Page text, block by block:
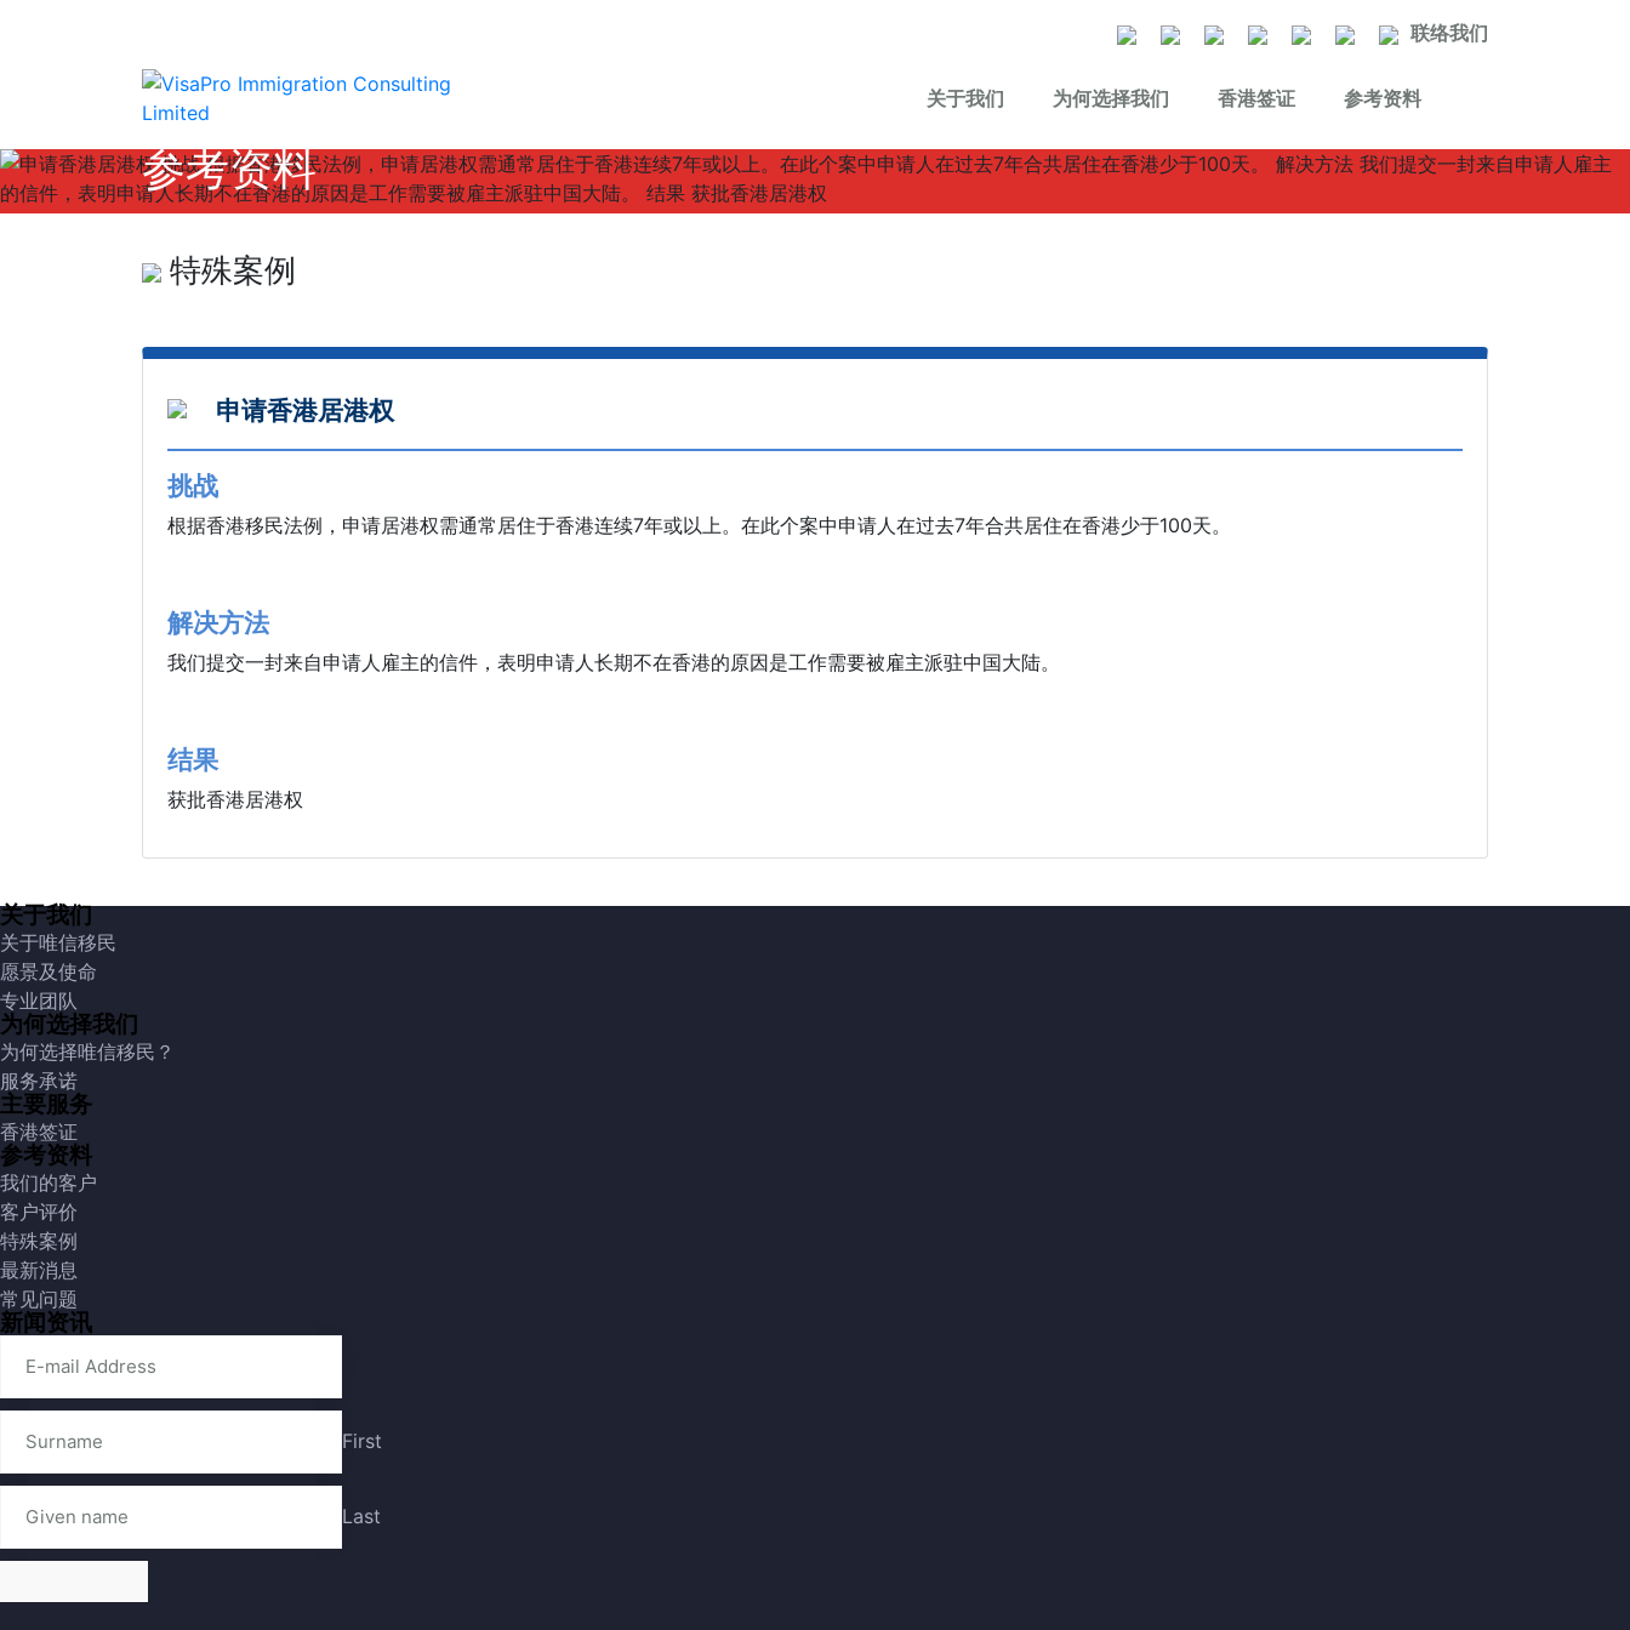
联络我们
关于我们 为何选择我们 香港签证 参考资料
参考资料
特殊案例
申请香港居港权
挑战
根据香港移民法例，申请居港权需通常居住于香港连续7年或以上。在此个案中申请人在过去7年合共居住在香港少于100天。
解决方法
我们提交一封来自申请人雇主的信件，表明申请人长期不在香港的原因是工作需要被雇主派驻中国大陆。
结果
获批香港居港权
关于我们
关于唯信移民
愿景及使命
专业团队
为何选择我们
为何选择唯信移民？
服务承诺
主要服务
香港签证
参考资料
我们的客户
客户评价
特殊案例
最新消息
常见问题
新闻资讯
First
Last